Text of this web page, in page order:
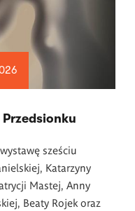
sześciu
Katarzyny
Mastej, Anny
Beaty Rojek oraz